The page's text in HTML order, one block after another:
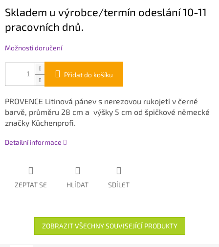
cena:
Skladem u výrobce/termín odeslání 10-11
pracovních dnů.
Možnosti doručení
Přidat do košíku
PROVENCE Litinová pánev s nerezovou rukojetí v černé
barvě, průměru 28 cm a výšky 5 cm od špičkové německé
značky Küchenprofi.
Detailní informace
ZEPTAT SE HLÍDAT SDÍLET
ZOBRAZIT VŠECHNY SOUVISEJÍCÍ PRODUKTY